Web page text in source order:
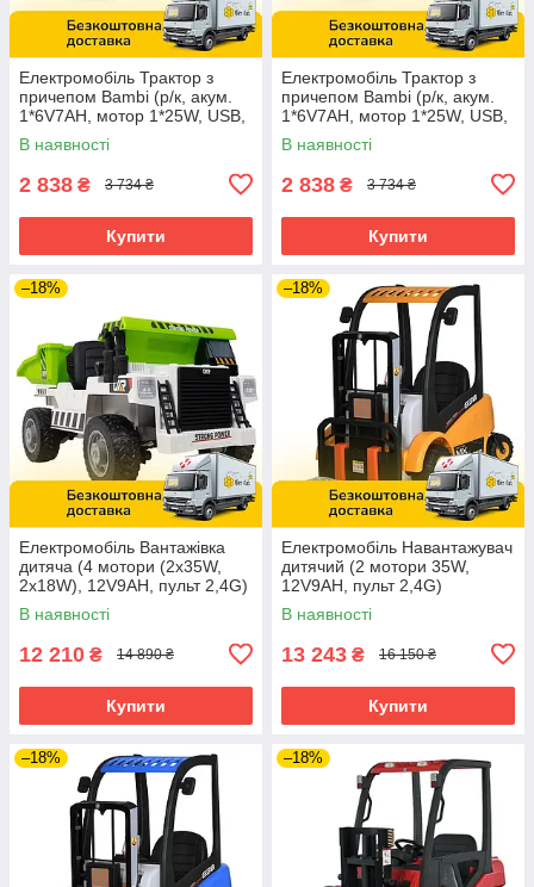
Електромобіль Трактор з
причепом Bambi (р/к, акум.
1*6V7AH, мотор 1*25W, USB,
BLUETOOTH, MP3) M
6346ER-6 Жовтий
В наявності
2 838 ₴ 3 734 ₴
Купити
Електромобіль Трактор з
причепом Bambi (р/к, акум.
1*6V7AH, мотор 1*25W, USB,
BLUETOOTH, MP3) M
6346ER-5 Зелений
В наявності
2 838 ₴ 3 734 ₴
Купити
–18%
Електромобіль Вантажівка
дитяча (4 мотори (2х35W,
2х18W), 12V9AH, пульт 2,4G)
Самоскид Bambi
JS3198EBLR-1 Білий
В наявності
12 210 ₴ 14 890 ₴
Купити
–18%
Електромобіль Навантажувач
дитячий (2 мотори 35W,
12V9AH, пульт 2,4G)
Спецтехніка Bambi M
5989BLR-6 Жовтий
В наявності
13 243 ₴ 16 150 ₴
Купити
–18% –18%